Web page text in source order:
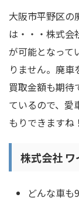
大阪市平野区の
は・・・株式会
が可能となって
りません。廃車
買取金額も期待
ているので、愛
もりできますね！
株式会社
どんな車も